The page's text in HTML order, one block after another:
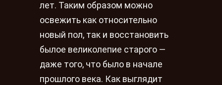
лет. Таким образом можно
освежить как относительно
новый пол, так и восстановить
былое великолепие старого —
даже того, что было в начале
прошлого века. Как выглядит